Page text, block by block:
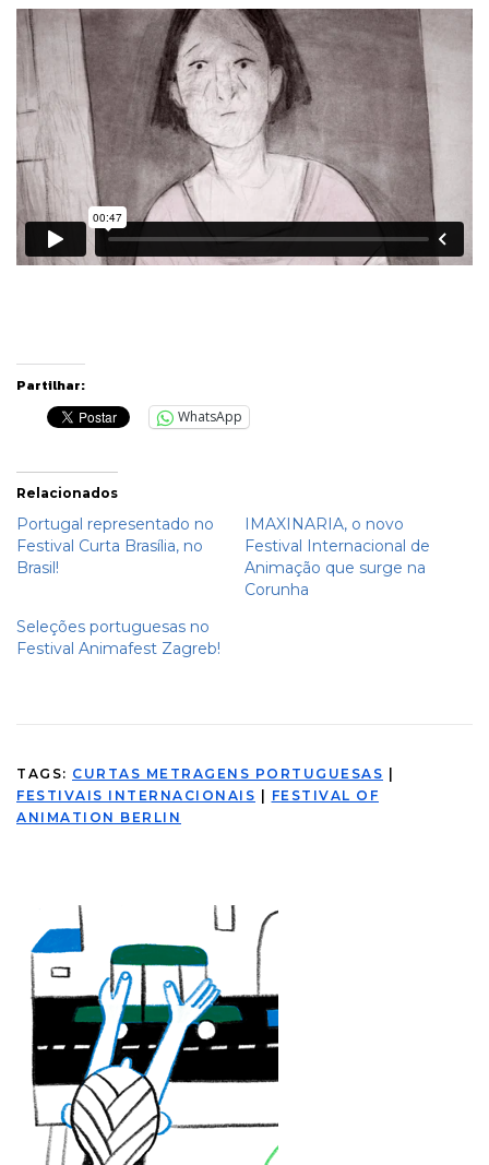
Partilhar:
WhatsApp
Relacionados
Portugal representado no
Festival Curta Brasília, no
Brasil!
IMAXINARIA, o novo
Festival Internacional de
Animação que surge na
Corunha
Seleções portuguesas no
Festival Animafest Zagreb!
TAGS: CURTAS METRAGENS PORTUGUESAS
FESTIVAIS INTERNACIONAIS
FESTIVAL OF
ANIMATION BERLIN